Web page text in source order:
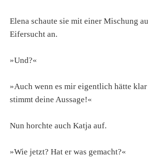
Elena schaute sie mit einer Mischung
Eifersucht an.
»Und?«
»Auch wenn es mir eigentlich hätte
stimmt deine Aussage!«
Nun horchte auch Katja auf.
»Wie jetzt? Hat er was gemacht?«